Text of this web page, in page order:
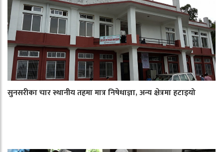
सुनसरीका चार स्थानीय तहमा मात्र निषेधाज्ञा, अन्य क्षेत्रमा हटाइयो